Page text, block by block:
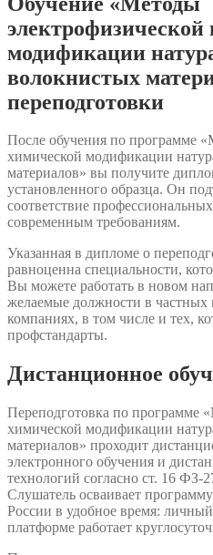
модификации
волокнистых
переподготовки
После обучения по программе
химической модификации
материалов» вы получите
установленного образца. Он
соответствие
современным требованиям.
Указанная в дипломе о
равноценна специальности,
Вы можете работать в новом
желаемые должности в частных
компаниях, в том числе и тех,
профстандарты.
Дистанционное
Переподготовка по программе
химической модификации
материалов» проходит
электронного обучения и
технологий согласно ст. 16
Слушатель осваивает
России в удобное время:
платформе работает